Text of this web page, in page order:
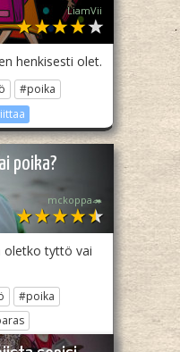
LiamVii
henkisesti olet.
#poika
poika?
mckoppa🦔
oletko tyttö vai
#poika